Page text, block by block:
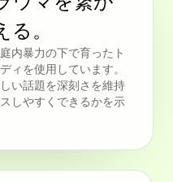
る。
内暴力の下で育ったト
ィを使用しています。
い話題を深刻さを維持
しやすくできるかを示